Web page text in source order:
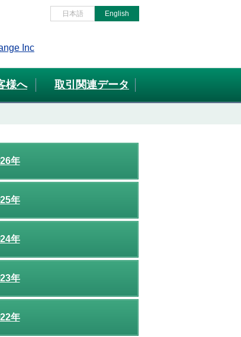
日本語 English
様へ 取引関連データ
年
年
年
年
年